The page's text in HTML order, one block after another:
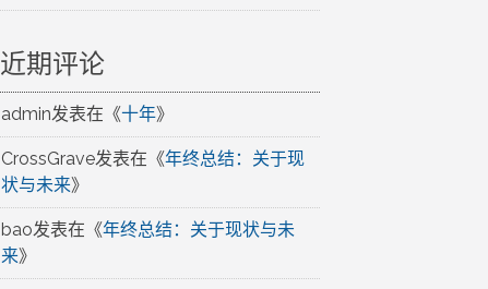
近期评论
admin发表在《十年》
CrossGrave发表在《年终总结：关于现
状与未来》
bao发表在《年终总结：关于现状与未
来》